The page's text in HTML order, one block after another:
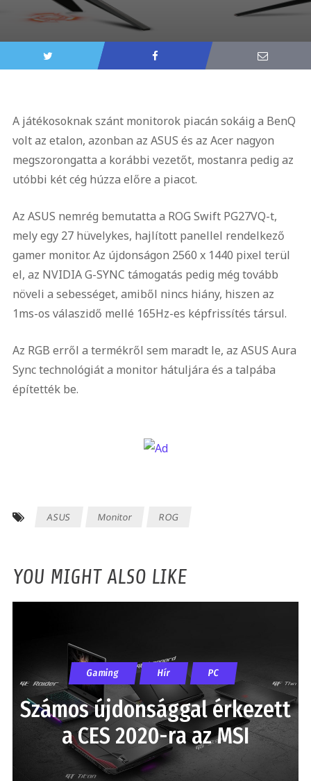
A játékosoknak szánt monitorok piacán sokáig a BenQ
volt az etalon, azonban az ASUS és az Acer nagyon
megszorongatta a korábbi vezetőt, mostanra pedig az
utóbbi két cég húzza előre a piacot.
Az ASUS nemrég bemutatta a ROG Swift PG27VQ-t,
mely egy 27 hüvelykes, hajlított panellel rendelkező
gamer monitor. Az újdonságon 2560 x 1440 pixel terül
el, az NVIDIA G-SYNC támogatás pedig még tovább
növeli a sebességet, amiből nincs hiány, hiszen az
1ms-os válaszidő mellé 165Hz-es képfrissítés társul.
Az RGB erről a termékről sem maradt le, az ASUS Aura
Sync technológiát a monitor hátuljára és a talpába
építették be.
ASUS Monitor ROG
YOU MIGHT ALSO LIKE
Gaming Hír PC
Számos újdonsággal érkezett
a CES 2020-ra az MSI